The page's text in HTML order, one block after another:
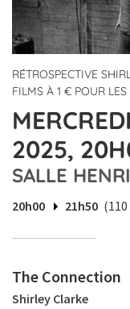
RÉTROSPECTIVE
FILMS À 1 € POUR
2025,
SALLE
20h00 21h50
The Connection
Shirley Clarke